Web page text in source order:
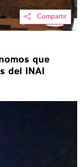
Compartir
que
del INAI